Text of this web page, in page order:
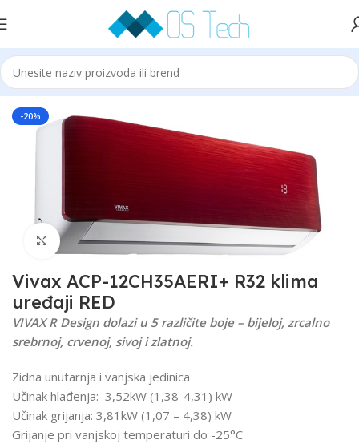
Početna Klime VIVAX
-20%
Click to enlarge
Vivax ACP-12CH35AERI+ R32 klima
uređaji RED
VIVAX R Design dolazi u 5 različite boje – bijeloj, zrcalno
srebrnoj, crvenoj, sivoj i zlatnoj.
Zidna unutarnja i vanjska jedinica
Učinak hlađenja: 3,52kW (1,38-4,31) kW
Učinak grijanja: 3,81kW (1,07 – 4,38) kW
Grijanje pri vanjskoj temperaturi do -25°C